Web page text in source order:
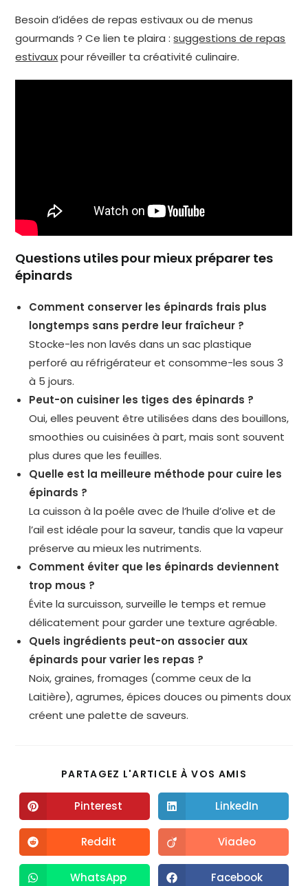
Besoin d’idées de repas estivaux ou de menus
gourmands ? Ce lien te plaira :suggestions de repas
estivauxpour réveiller ta créativité culinaire.
Questions utiles pour mieux préparer tes
épinards
Comment conserver les épinards frais plus
longtemps sans perdre leur fraîcheur ?
Stocke-les non lavés dans un sac plastique
perforé au réfrigérateur et consomme-les sous 3
à 5 jours.
Peut-on cuisiner les tiges des épinards ?
Oui, elles peuvent être utilisées dans des bouillons,
smoothies ou cuisinées à part, mais sont souvent
plus dures que les feuilles.
Quelle est la meilleure méthode pour cuire les
épinards ?
La cuisson à la poêle avec de l’huile d’olive et de
l’ail est idéale pour la saveur, tandis que la vapeur
préserve au mieux les nutriments.
Comment éviter que les épinards deviennent
trop mous ?
Évite la surcuisson, surveille le temps et remue
délicatement pour garder une texture agréable.
Quels ingrédients peut-on associer aux
épinards pour varier les repas ?
Noix, graines, fromages (comme ceux de la
Laitière), agrumes, épices douces ou piments doux
créent une palette de saveurs.
PARTAGEZ L'ARTICLE À VOS AMIS
Pinterest LinkedIn
Reddit Viadeo
WhatsApp Facebook